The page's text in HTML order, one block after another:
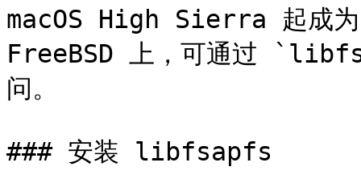
macOS High Sierra 起成为
FreeBSD 上，可通过
问。
### 安装 libfsapfs